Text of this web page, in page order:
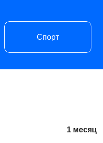
Спорт
1 месяц